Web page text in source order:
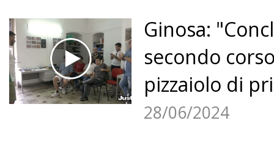
Ginosa:
secondo
pizzaiolo di
28/06/2024